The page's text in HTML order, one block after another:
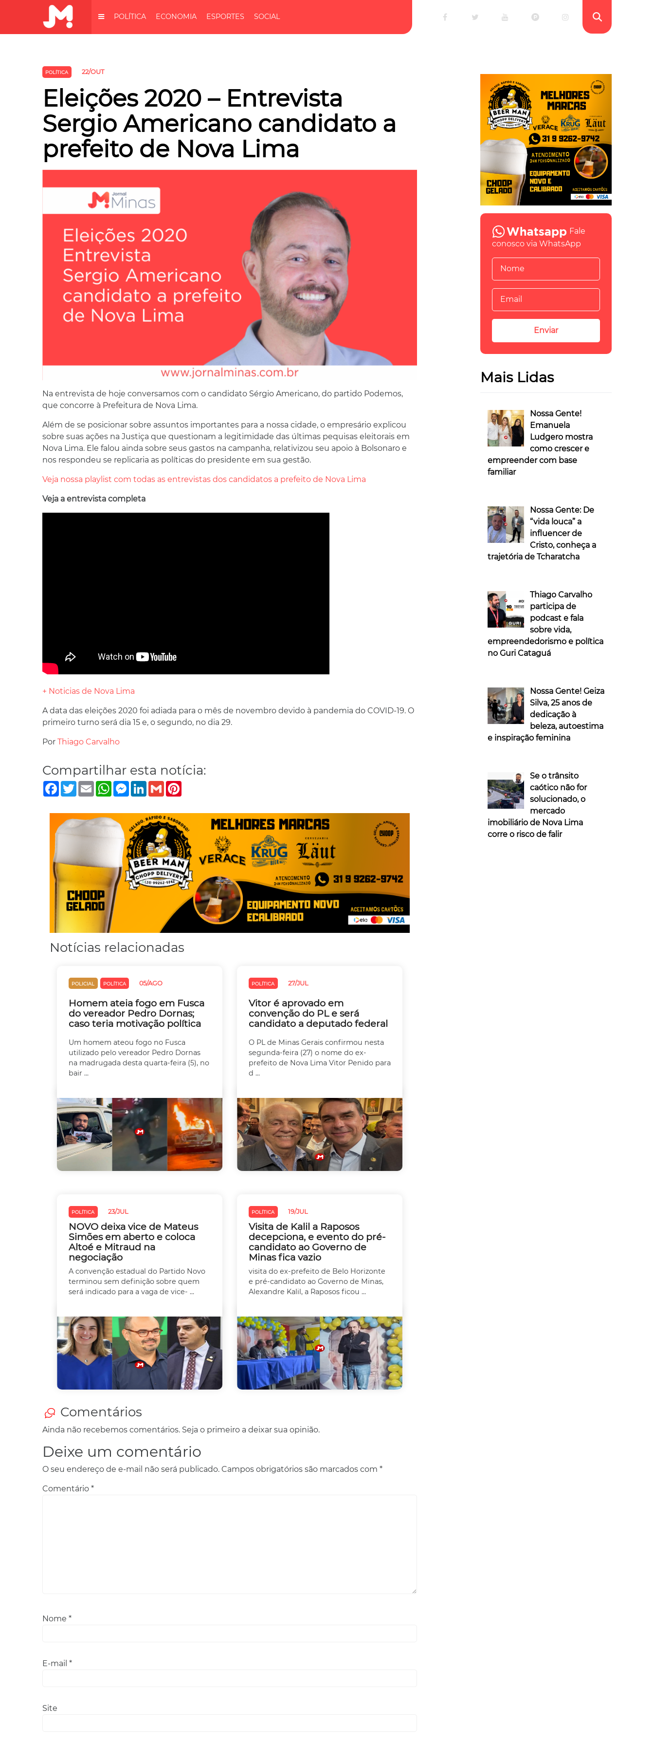
POLÍTICA ECONOMIA ESPORTES SOCIAL
POLÍTICA 22/OUT
Eleições 2020 – Entrevista
Sergio Americano candidato a
prefeito de Nova Lima
Na entrevista de hoje conversamos com o candidato Sérgio Americano, do partido Podemos,
que concorre à Prefeitura de Nova Lima.
Além de se posicionar sobre assuntos importantes para a nossa cidade, o empresário explicou
sobre suas ações na Justiça que questionam a legitimidade das últimas pequisas eleitorais em
Nova Lima. Ele falou ainda sobre seus gastos na campanha, relativizou seu apoio à Bolsonaro e
nos respondeu se replicaria as políticas do presidente em sua gestão.
Veja nossa playlist com todas as entrevistas dos candidatos a prefeito de Nova Lima
Veja a entrevista completa
+ Noticias de Nova Lima
A data das eleições 2020 foi adiada para o mês de novembro devido à pandemia do COVID-19. O
primeiro turno será dia 15 e, o segundo, no dia 29.
Por Thiago Carvalho
Compartilhar esta notícia:
Facebook
TwitterEmailWhatsApp
Messenger
LinkedIn
Gmail
Notícias relacionadas
POLICIAL POLÍTICA 05/AGO
Homem ateia fogo em Fusca
do vereador Pedro Dornas;
caso teria motivação política
Um homem ateou fogo no Fusca
utilizado pelo vereador Pedro Dornas
na madrugada desta quarta-feira (5), no
bair ...
POLÍTICA 27/JUL
Vitor é aprovado em
convenção do PL e será
candidato a deputado federal
O PL de Minas Gerais confirmou nesta
segunda-feira (27) o nome do ex-
prefeito de Nova Lima Vitor Penido para
d ...
POLÍTICA 23/JUL
NOVO deixa vice de Mateus
Simões em aberto e coloca
Altoé e Mitraud na
negociação
A convenção estadual do Partido Novo
terminou sem definição sobre quem
será indicado para a vaga de vice- ...
POLÍTICA 19/JUL
Visita de Kalil a Raposos
decepciona, e evento do pré-
candidato ao Governo de
Minas fica vazio
visita do ex-prefeito de Belo Horizonte
e pré-candidato ao Governo de Minas,
Alexandre Kalil, a Raposos ficou ...
Comentários
Ainda não recebemos comentários. Seja o primeiro a deixar sua opinião.
Deixe um comentário
O seu endereço de e-mail não será publicado. Campos obrigatórios são marcados com *
Comentário *
Nome *
E-mail *
Site
Fale
conosco via WhatsApp
Mais Lidas
Nossa Gente!
Emanuela
Ludgero mostra
como crescer e
empreender com base
familiar
Nossa Gente: De
“vida louca” a
influencer de
Cristo, conheça a
trajetória de Tcharatcha
Thiago Carvalho
participa de
podcast e fala
sobre vida,
empreendedorismo e política
no Guri Cataguá
Nossa Gente! Geiza
Silva, 25 anos de
dedicação à
beleza, autoestima
e inspiração feminina
Se o trânsito
caótico não for
solucionado, o
mercado
imobiliário de Nova Lima
corre o risco de falir